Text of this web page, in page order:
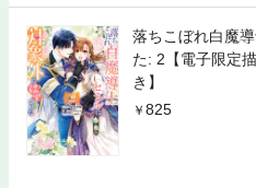
落ちこぼれ白魔
た: 2【電子限定
き】
825